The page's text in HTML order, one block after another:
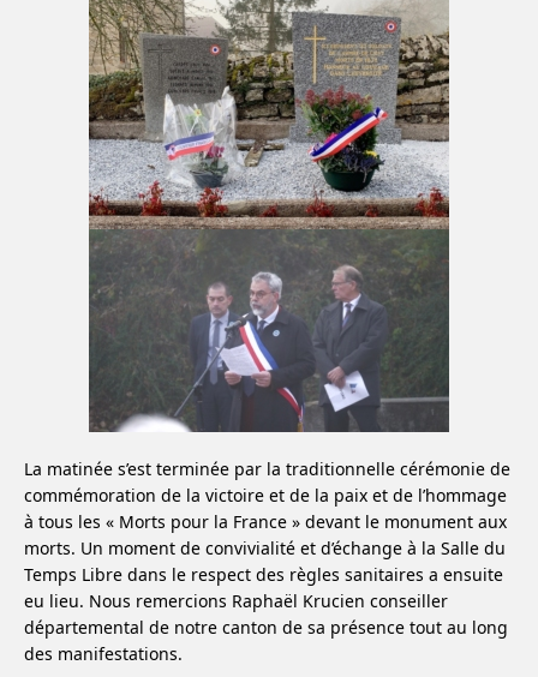
La matinée s’est terminée par la traditionnelle cérémonie de
commémoration de la victoire et de la paix et de l’hommage
à tous les « Morts pour la France » devant le monument aux
morts. Un moment de convivialité et d’échange à la Salle du
Temps Libre dans le respect des règles sanitaires a ensuite
eu lieu. Nous remercions Raphaël Krucien conseiller
départemental de notre canton de sa présence tout au long
des manifestations.